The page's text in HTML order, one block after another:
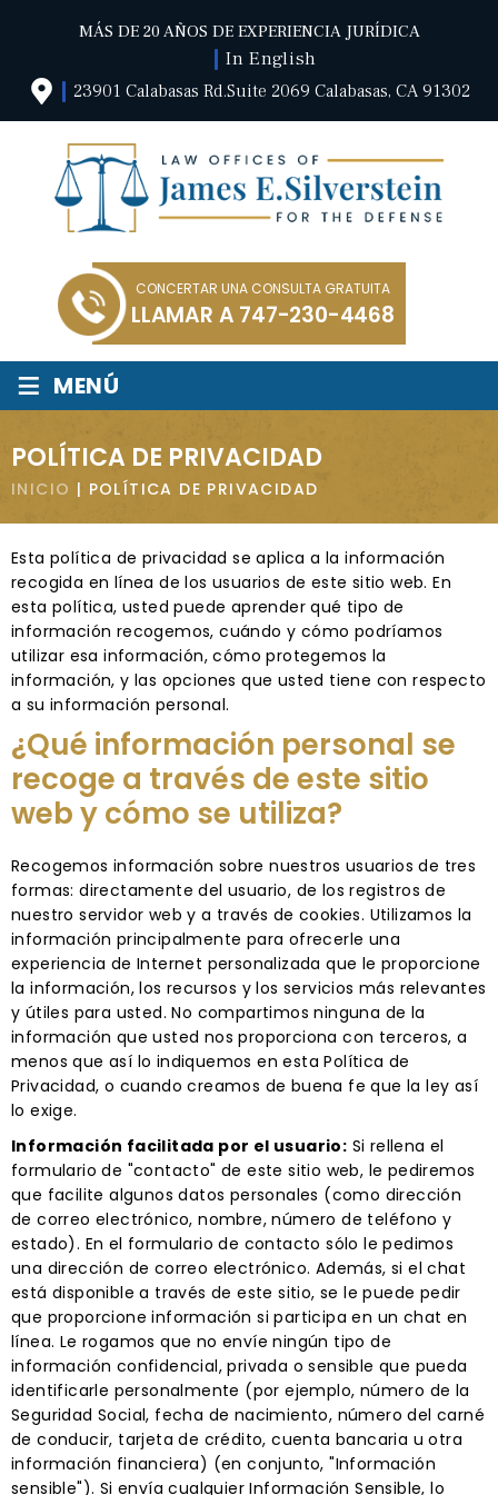
MÁS DE 20 AÑOS DE EXPERIENCIA JURÍDICA
In English
23901 Calabasas Rd.Suite 2069 Calabasas, CA 91302
CONCERTAR UNA CONSULTA GRATUITA
LLAMAR A 747-230-4468
≡ MENÚ
POLÍTICA DE PRIVACIDAD
INICIO | POLÍTICA DE PRIVACIDAD
Esta política de privacidad se aplica a la información
recogida en línea de los usuarios de este sitio web. En
esta política, usted puede aprender qué tipo de
información recogemos, cuándo y cómo podríamos
utilizar esa información, cómo protegemos la
información, y las opciones que usted tiene con respecto
a su información personal.
¿Qué información personal se
recoge a través de este sitio
web y cómo se utiliza?
Recogemos información sobre nuestros usuarios de tres
formas: directamente del usuario, de los registros de
nuestro servidor web y a través de cookies. Utilizamos la
información principalmente para ofrecerle una
experiencia de Internet personalizada que le proporcione
la información, los recursos y los servicios más relevantes
y útiles para usted. No compartimos ninguna de la
información que usted nos proporciona con terceros, a
menos que así lo indiquemos en esta Política de
Privacidad, o cuando creamos de buena fe que la ley así
lo exige.
Información facilitada por el usuario: Si rellena el
formulario de "contacto" de este sitio web, le pediremos
que facilite algunos datos personales (como dirección
de correo electrónico, nombre, número de teléfono y
estado). En el formulario de contacto sólo le pedimos
una dirección de correo electrónico. Además, si el chat
está disponible a través de este sitio, se le puede pedir
que proporcione información si participa en un chat en
línea. Le rogamos que no envíe ningún tipo de
información confidencial, privada o sensible que pueda
identificarle personalmente (por ejemplo, número de la
Seguridad Social, fecha de nacimiento, número del carné
de conducir, tarjeta de crédito, cuenta bancaria u otra
información financiera) (en conjunto, "Información
sensible"). Si envía cualquier Información Sensible, lo